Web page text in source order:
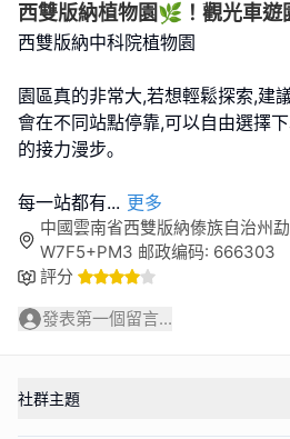
西雙版納植物園🌿！觀光車遊
西雙版納中科院植物園
園區真的非常大,若想輕鬆探索,建
會在不同站點停靠,可以自由選擇
的接力漫步｡
每一站都有... 更多
中國雲南省西雙版納傣族自治州
W7F5+PM3 邮政编码: 666303
評分
發表第一個留言...
社群主題